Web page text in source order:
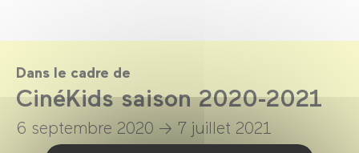
Dans le cadre de
CinéKids saison 2020-2021
6 septembre 2020 → 7 juillet 2021